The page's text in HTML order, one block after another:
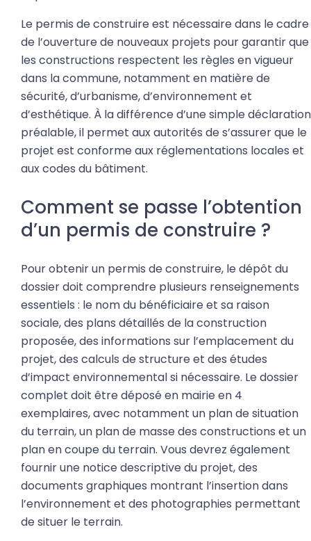
Le permis de construire est nécessaire dans le cadre
de l’ouverture de nouveaux projets pour garantir que
les constructions respectent les règles en vigueur
dans la commune, notamment en matière de
sécurité, d’urbanisme, d’environnement et
d’esthétique. À la différence d’une simple déclaration
préalable, il permet aux autorités de s’assurer que le
projet est conforme aux réglementations locales et
aux codes du bâtiment.
Comment se passe l’obtention
d’un permis de construire ?
Pour obtenir un permis de construire, le dépôt du
dossier doit comprendre plusieurs renseignements
essentiels : le nom du bénéficiaire et sa raison
sociale, des plans détaillés de la construction
proposée, des informations sur l’emplacement du
projet, des calculs de structure et des études
d’impact environnemental si nécessaire. Le dossier
complet doit être déposé en mairie en 4
exemplaires, avec notamment un plan de situation
du terrain, un plan de masse des constructions et un
plan en coupe du terrain. Vous devrez également
fournir une notice descriptive du projet, des
documents graphiques montrant l’insertion dans
l’environnement et des photographies permettant
de situer le terrain.